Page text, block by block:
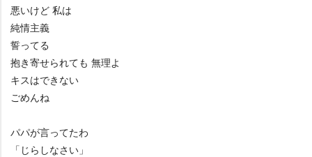
悪いけど 私は
純情主義
誓ってる
抱き寄せられても 無理よ
キスはできない
ごめんね
パパが言ってたわ
「じらしなさい」